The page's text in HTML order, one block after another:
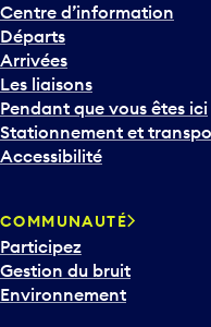
Centre d’information
Départs
Arrivées
Les liaisons
Pendant que vous êtes ici
Stationnement et
Accessibilité
COMMUNAUTÉ
Participez
Gestion du bruit
Environnement